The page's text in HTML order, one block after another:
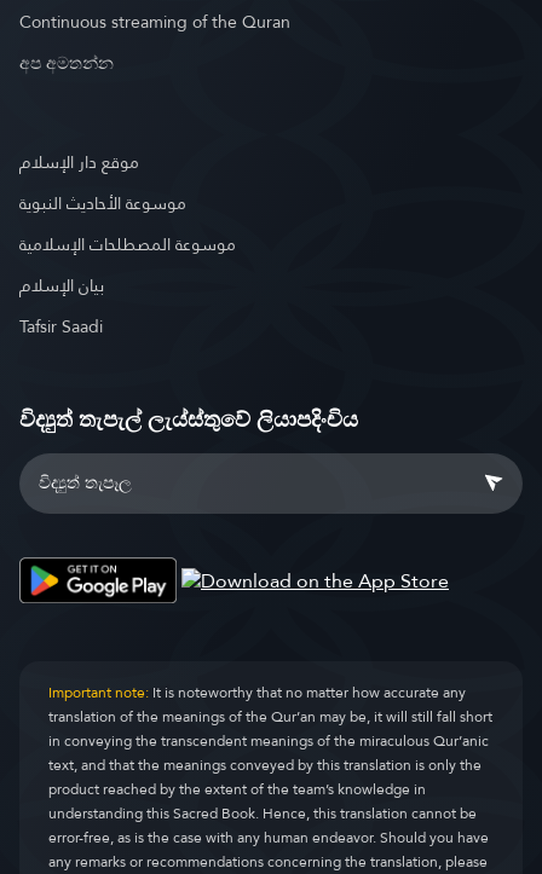
Continuous streaming of the Quran
අප අමතන්න
موقع دار الإسلام
موسوعة الأحاديث النبوية
موسوعة المصطلحات الإسلامية
بيان الإسلام
Tafsir Saadi
විද්‍යුත් තැපැල් ලැය්ස්තුවේ ලියාපදිංචිය
Important note:It is noteworthy that no matter how accurate any
translation of the meanings of the Qur’an may be, it will still fall short
in conveying the transcendent meanings of the miraculous Qur’anic
text, and that the meanings conveyed by this translation is only the
product reached by the extent of the team’s knowledge in
understanding this Sacred Book. Hence, this translation cannot be
error-free, as is the case with any human endeavor. Should you have
any remarks or recommendations concerning the translation, please